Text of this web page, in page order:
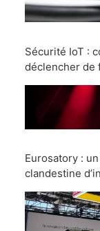
Sécurité IoT :
déclencher de
Eurosatory :
clandestine